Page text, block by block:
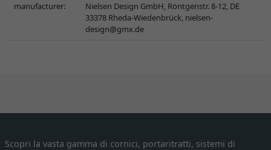
manufacturer:
Nielsen Design GmbH, Röntgenstr. 8-12, DE
33378 Rheda-Wiedenbrück, nielsen-
design@gmx.de
Scopri la vasta gamma di cornici, portaritratti, sistemi di